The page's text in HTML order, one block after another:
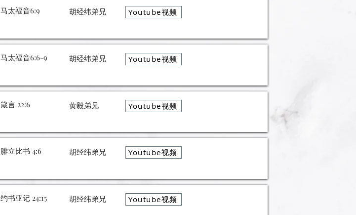
马太福音6:9 胡经纬弟兄 Youtube视频
马太福音6:6-9 胡经纬弟兄 Youtube视频
箴言 22:6 黄毅弟兄 Youtube视频
腓立比书 4:6 胡经纬弟兄 Youtube视频
约书亚记 24:15 胡经纬弟兄 Youtube视频